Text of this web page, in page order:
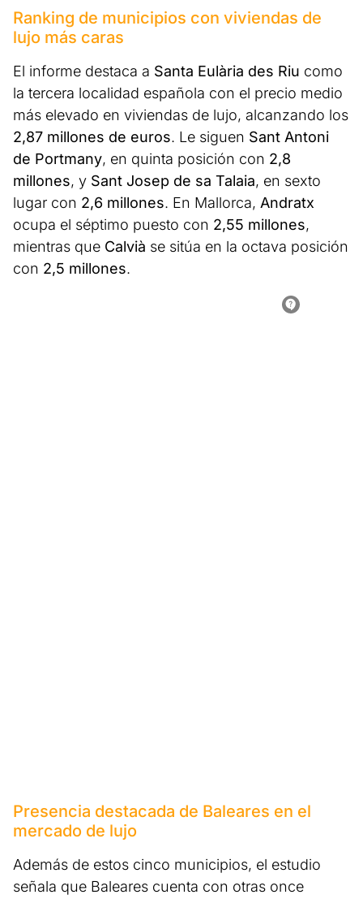
Ranking de municipios con viviendas de
lujo más caras
El informe destaca a Santa Eulària des Riu como
la tercera localidad española con el precio medio
más elevado en viviendas de lujo, alcanzando los
2,87 millones de euros. Le siguen Sant Antoni
de Portmany, en quinta posición con 2,8
millones, y Sant Josep de sa Talaia, en sexto
lugar con 2,6 millones. En Mallorca, Andratx
ocupa el séptimo puesto con 2,55 millones,
mientras que Calvià se sitúa en la octava posición
con 2,5 millones.
Presencia destacada de Baleares en el
mercado de lujo
Además de estos cinco municipios, el estudio
señala que Baleares cuenta con otras once